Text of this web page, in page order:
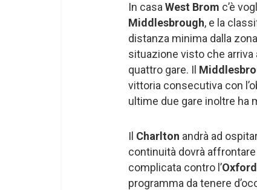
In casa West Brom c’è
Middlesbrough, e la
distanza minima dalla
situazione visto che arriva
quattro gare. Il
vittoria consecutiva con
ultime due gare inoltre ha
Il Charlton andrà ad
continuità dovrà affrontare
complicata contro l’
programma da tenere